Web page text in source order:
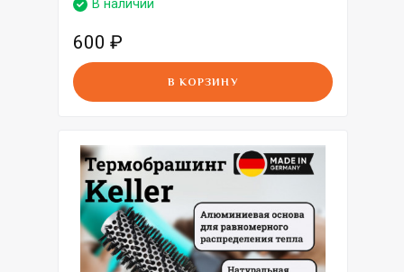
В наличии
600 ₽
В КОРЗИНУ